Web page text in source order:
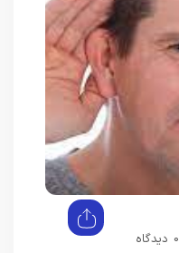
0 دیدگاه